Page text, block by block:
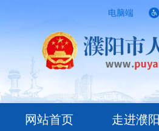
电脑端
网站首页 走进濮阳